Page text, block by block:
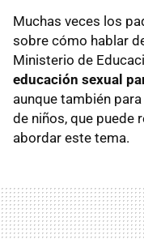
Muchas veces los
sobre cómo hablar
Ministerio de
educación sexual
aunque también
de niños, que puede
abordar este tema.